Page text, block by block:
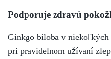
Podporuje zdravú
Ginkgo biloba v niekoľkých
pri pravidelnom užívaní